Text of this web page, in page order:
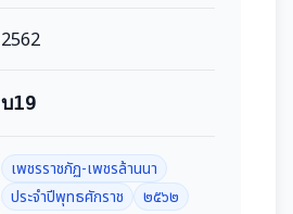
2562
บ19
เพชรราชภัฏ-เพชรล้านนา
ประจำปีพุทธศักราช
๒๕๖๒